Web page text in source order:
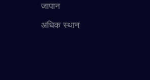
जापान
अधिक स्थान